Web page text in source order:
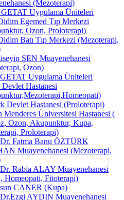
(Mezoterapi)
Uygulama Üniteleri
Egemed Tıp Merkezi
Ozon, Proloterapi)
Batı Tıp Merkezi (Mezoterapi,
ŞEN Muayenehanesi
Ozon)
Uygulama Üniteleri
Devlet Hastanesi
Devlet Hastanesi (Proloterapi)
Menderes Üniversitesi Hastanesi (
Ozon, Akupunktur, Kupa,
Proloterapi)
Fatma Banu ÖZTÜRK
Muayenehanesi (Mezoterapi,
Rabia ALAY Muayenehanesi
Homeopati, Fitoterapi)
CANER (Kupa)
AYDIN Muayenehanesi